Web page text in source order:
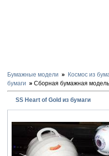
Бумажные модели Космос из
бумаги
Сборная бумажная
SS Heart of Gold из бумаги